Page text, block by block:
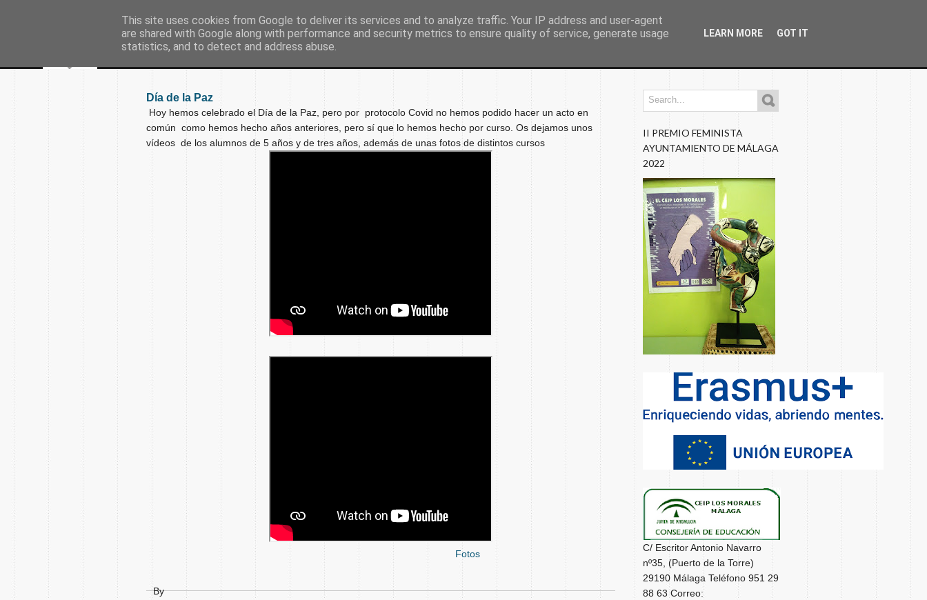
Inicio Nuestro colegio Secretaría Documentos Programaciones Nuestros Blogs
Día de la Paz
Hoy hemos celebrado el Día de la Paz, pero por protocolo Covid no hemos podido hacer un acto en
común como hemos hecho años anteriores, pero sí que lo hemos hecho por curso. Os dejamos unos
vídeos de los alumnos de 5 años y de tres años, además de unas fotos de distintos cursos
Fotos
By
II PREMIO FEMINISTA
AYUNTAMIENTO DE MÁLAGA
2022
C/ Escritor Antonio Navarro
nº35, (Puerto de la Torre)
29190 Málaga Teléfono 951 29
88 63 Correo:
This site uses cookies from Google to deliver its services and to analyze traffic. Your IP address and user-agent
are shared with Google along with performance and security metrics to ensure quality of service, generate usage
statistics, and to detect and address abuse.
LEARN MORE GOT IT